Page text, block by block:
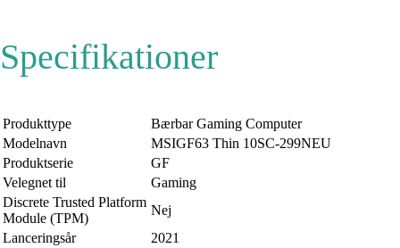
Specifikationer
Produkttype
Bærbar Gaming Computer
Modelnavn
MSIGF63 Thin 10SC-299NEU
Produktserie
GF
Velegnet til
Gaming
Discrete Trusted Platform
Module (TPM)
Nej
Lanceringsår
2021